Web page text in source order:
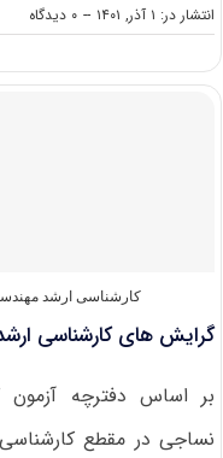
انتشار در: ۱ آذر, ۱۴۰۱ -- ۰ دیدگاه
on
کارشناسی ارشد
گرایش های کارشناسی